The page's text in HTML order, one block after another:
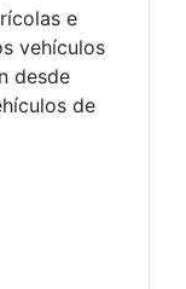
e
vehículos
desde
de